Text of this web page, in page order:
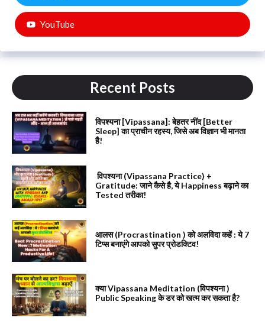
YouTube
Recent Posts
विपश्यना [Vipassana]: बेहतर नींद [Better
Sleep] का प्राचीन रहस्य, जिसे अब विज्ञान भी मानता
है!
विपश्यना (Vipassana Practice) +
Gratitude: जाने कैसे है, ये Happiness बढ़ाने का
Tested तरीका!
आलस (Procrastination ) को अलविदा कहें : ये 7
टिप्स बनाएंगे आपको सुपर प्रोडक्टिव!
क्या Vipassana Meditation (विपश्यना )
Public Speaking के डर को खत्म कर सकता है?